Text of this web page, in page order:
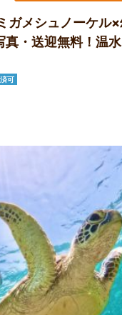
ガメシュノーケ
真・送迎無料！温
可